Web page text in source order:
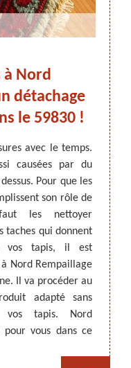
-
59 NORD
fauteuil, chaises
et sièges 59
à Nord
détachage
le 59830 !
avec le temps.
causées par du
Pour que les
son rôle de
les nettoyer
taches qui donnent
vos tapis, il est
Nord Rempaillage
Il va procéder au
adapté sans
vos tapis. Nord
pour vous dans ce
un
Pour
du
ces
faire
de